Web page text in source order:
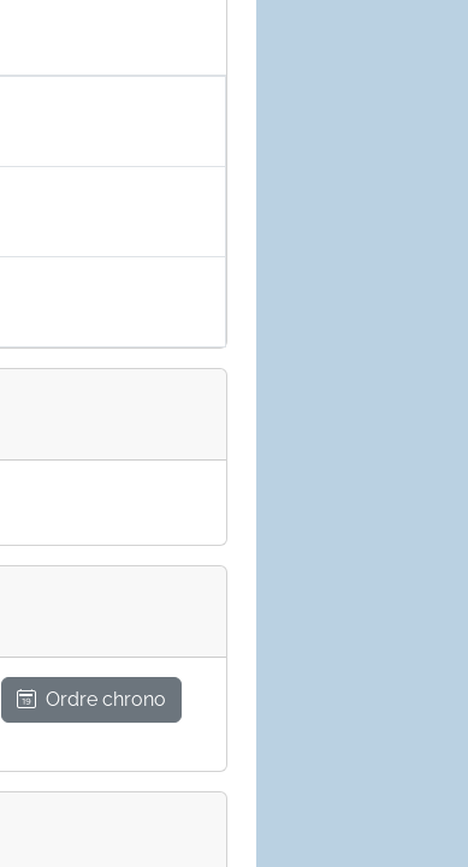
Ordre chrono